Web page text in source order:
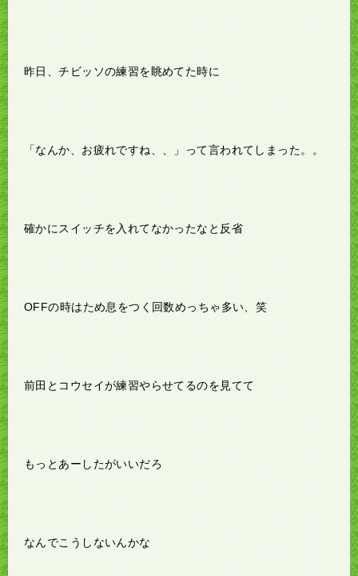
昨日、チビッソの練習を眺めてた時に
「なんか、お疲れですね、、」って言われてしまった。。
確かにスイッチを入れてなかったなと反省
OFFの時はため息をつく回数めっちゃ多い、笑
前田とコウセイが練習やらせてるのを見てて
もっとあーしたがいいだろ
なんでこうしないんかな